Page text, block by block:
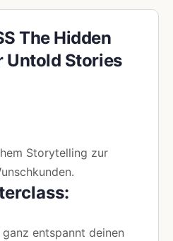
The Hidden
Untold Stories
Storytelling zur
entspannt deinen